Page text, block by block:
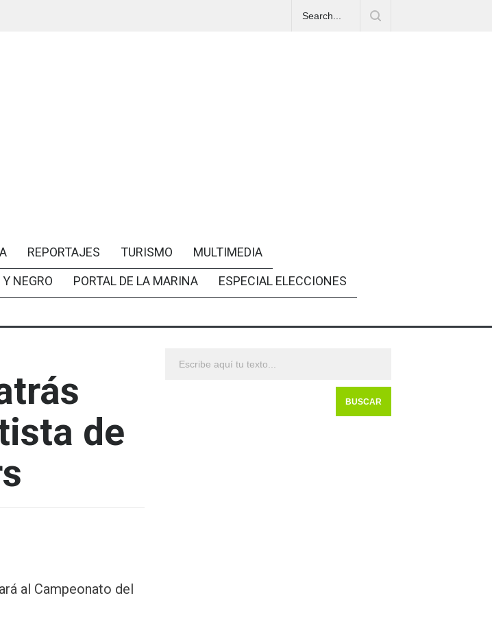
REPORTAJES TURISMO
MULTIMEDIA
NEGRO PORTAL DE LA MARINA
ESPECIAL ELECCIONES
de
al Campeonato del